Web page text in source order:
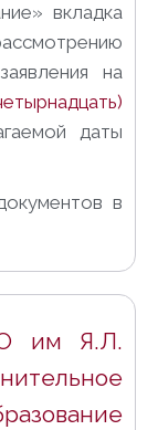
вкладка
на
даты
в
им Я.Л.